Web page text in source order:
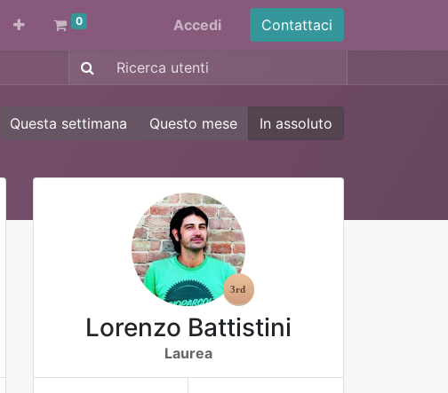
0 Accedi Contattaci
Questa settimana Questo mese In assoluto
Lorenzo Battistini
Laurea